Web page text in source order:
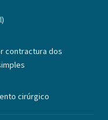
contractura dos
cirúrgico